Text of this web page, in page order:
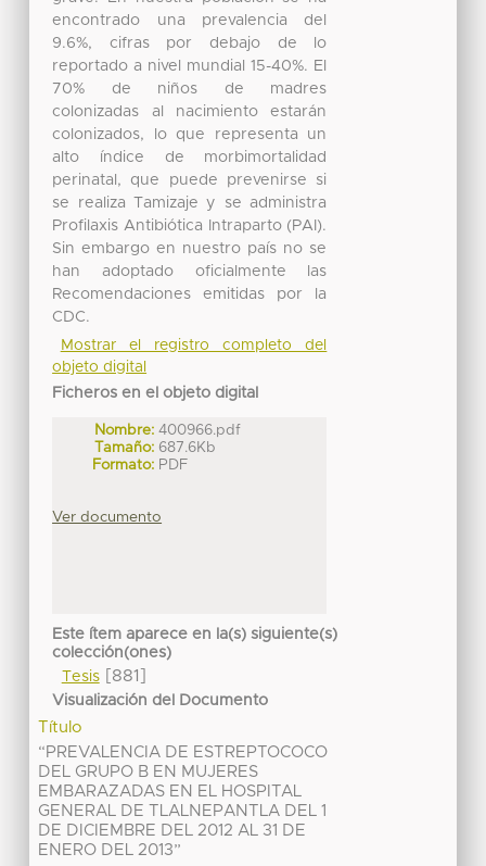
encontrado una prevalencia del
9.6%, cifras por debajo de lo
reportado a nivel mundial 15-40%. El
70% de niños de madres
colonizadas al nacimiento estarán
colonizados, lo que representa un
alto índice de morbimortalidad
perinatal, que puede prevenirse si
se realiza Tamizaje y se administra
Profilaxis Antibiótica Intraparto (PAI).
Sin embargo en nuestro país no se
han adoptado oficialmente las
Recomendaciones emitidas por la
CDC.
Mostrar el registro completo del
objeto digital
Ficheros en el objeto digital
Nombre: 400966.pdf
Tamaño: 687.6Kb
Formato: PDF
Ver documento
Este ítem aparece en la(s) siguiente(s)
colección(ones)
Tesis[881]
Visualización del Documento
Título
“PREVALENCIA DE ESTREPTOCOCO
DEL GRUPO B EN MUJERES
EMBARAZADAS EN EL HOSPITAL
GENERAL DE TLALNEPANTLA DEL 1
DE DICIEMBRE DEL 2012 AL 31 DE
ENERO DEL 2013”